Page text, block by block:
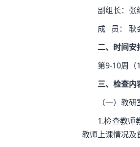
副组长：
成 员： 耿
二、时间安
第9-10周（
三、检查内
（一）教
1.检查教师
教师上课情况及